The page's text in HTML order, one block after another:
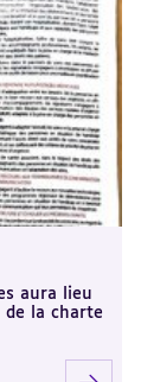
aura lieu
de la charte